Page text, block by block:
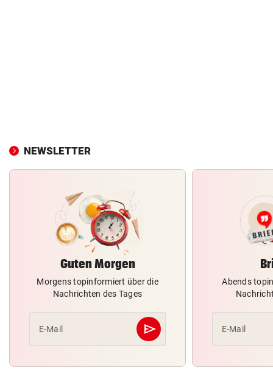
NEWSLETTER
Guten Morgen
Morgens topinformiert über die
Nachrichten des Tages
E-Mail send
Abschicken
Abends
E-Mail